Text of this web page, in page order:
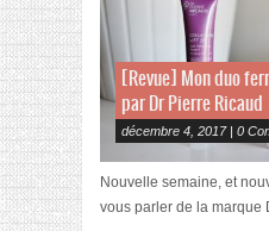
[Revue] Mon duo
par Dr Pierre Ricaud
décembre 4, 2017 | 0
Nouvelle semaine, et
vous parler de la marque